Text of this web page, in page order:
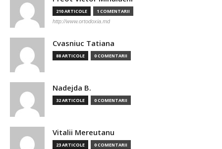
210 ARTICOLE 1 COMENTARII
http://www.ortodoxia.md
Cvasniuc Tatiana
88 ARTICOLE 0 COMENTARII
Nadejda B.
32 ARTICOLE 0 COMENTARII
Vitalii Mereutanu
23 ARTICOLE 0 COMENTARII